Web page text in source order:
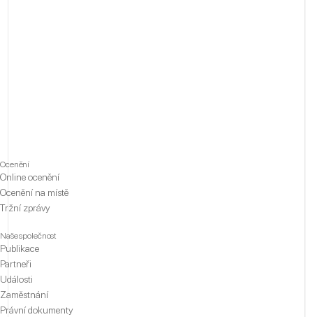
Ocenění
Online ocenění
Ocenění na místě
Tržní zprávy
Naše společnost
Publikace
Partneři
Události
Zaměstnání
Právní dokumenty